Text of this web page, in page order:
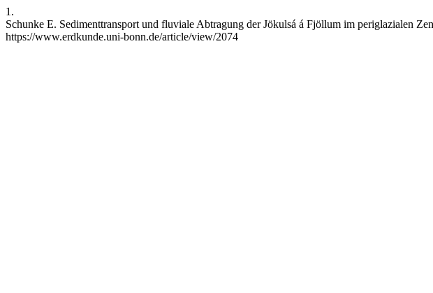
1.
Schunke E. Sedimenttransport und fluviale Abtragung der Jökulsá á Fjöllum im periglazialen
https://www.erdkunde.uni-bonn.de/article/view/2074